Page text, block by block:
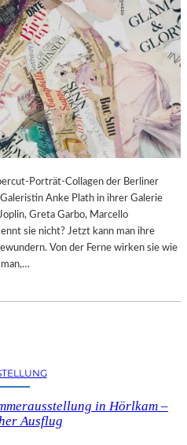
Porträt-Collagen der Berliner
Anke Plath in ihrer Galerie
Greta Garbo, Marcello
sie nicht? Jetzt kann man ihre
Von der Ferne wirken sie wie
in Hörlkam –
Ausflug